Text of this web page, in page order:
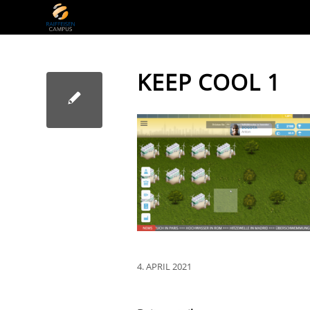
KEEP COOL 1
4. APRIL 2021